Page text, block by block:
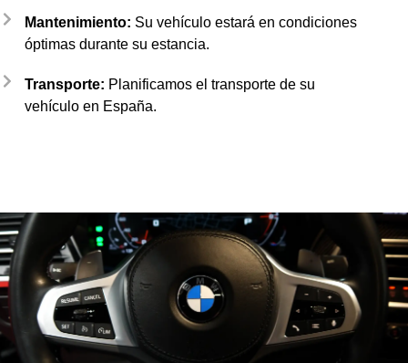
Mantenimiento: Su vehículo estará en condiciones
óptimas durante su estancia.
Transporte: Planificamos el transporte de su
vehículo en España.